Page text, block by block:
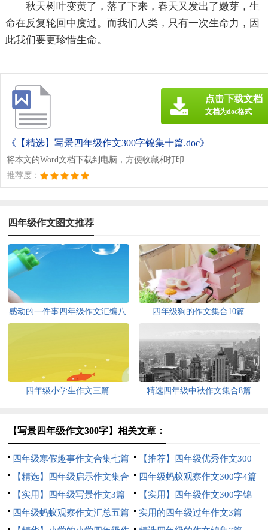
秋天树叶变黄了，落了下来，春天又发出了嫩芽，生
命在反复轮回中度过。而我们人类，只有一次生命力，因
此我们要更珍惜生命。
《【精选】写景四年级作文300字锦集十篇.doc》
将本文的Word文档下载到电脑，方便收藏和打印
推荐度：
点击下载文档
文档为doc格式
四年级作文图文推荐
感动的一件事四年级作文汇编八
四年级狗的作文集合10篇
四年级小学生作文三篇 精选四年级中秋作文集合8篇
【写景四年级作文300字】相关文章：
四年级寒假趣事作文合集七篇
【推荐】四年级优秀作文300
字汇编9篇
【精选】四年级启示作文集合
8篇
四年级蚂蚁观察作文300字4篇
【实用】四年级写景作文3篇
【实用】四年级作文300字锦
集5篇
四年级蚂蚁观察作文汇总五篇
实用的四年级过年作文3篇